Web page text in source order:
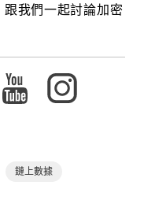
我們一起討論加密
鏈上數據